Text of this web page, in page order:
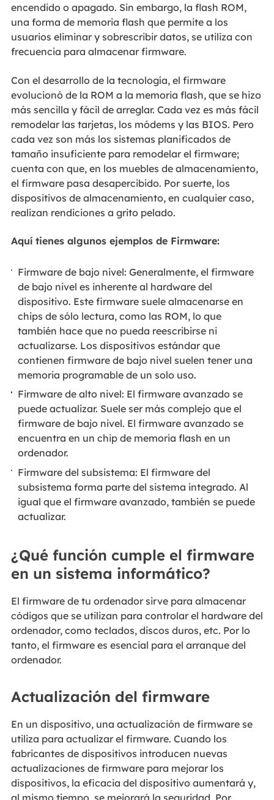
encendido o apagado. Sin embargo, la flash ROM,
una forma de memoria flash que permite a los
usuarios eliminar y sobrescribir datos, se utiliza con
frecuencia para almacenar firmware.
Con el desarrollo de la tecnología, el firmware
evolucionó de la ROM a la memoria flash, que se hizo
más sencilla y fácil de arreglar. Cada vez es más fácil
remodelar las tarjetas, los módems y las BIOS. Pero
cada vez son más los sistemas planificados de
tamaño insuficiente para remodelar el firmware;
cuenta con que, en los muebles de almacenamiento,
el firmware pasa desapercibido. Por suerte, los
dispositivos de almacenamiento, en cualquier caso,
realizan rendiciones a grito pelado.
Aquí tienes algunos ejemplos de Firmware:
Firmware de bajo nivel: Generalmente, el firmware
de bajo nivel es inherente al hardware del
dispositivo. Este firmware suele almacenarse en
chips de sólo lectura, como las ROM, lo que
también hace que no pueda reescribirse ni
actualizarse. Los dispositivos estándar que
contienen firmware de bajo nivel suelen tener una
memoria programable de un solo uso.
Firmware de alto nivel: El firmware avanzado se
puede actualizar. Suele ser más complejo que el
firmware de bajo nivel. El firmware avanzado se
encuentra en un chip de memoria flash en un
ordenador.
Firmware del subsistema: El firmware del
subsistema forma parte del sistema integrado. Al
igual que el firmware avanzado, también se puede
actualizar.
¿Qué función cumple el firmware
en un sistema informático?
El firmware de tu ordenador sirve para almacenar
códigos que se utilizan para controlar el hardware del
ordenador, como teclados, discos duros, etc. Por lo
tanto, el firmware es esencial para el arranque del
ordenador.
Actualización del firmware
En un dispositivo, una actualización de firmware se
utiliza para actualizar el firmware. Cuando los
fabricantes de dispositivos introducen nuevas
actualizaciones de firmware para mejorar los
dispositivos, la eficacia del dispositivo aumentará y,
al mismo tiempo, se mejorará la seguridad. Por